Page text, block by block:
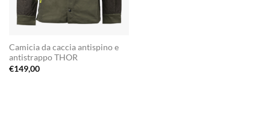
Camicia da caccia antispino e
antistrappo THOR
€149,00